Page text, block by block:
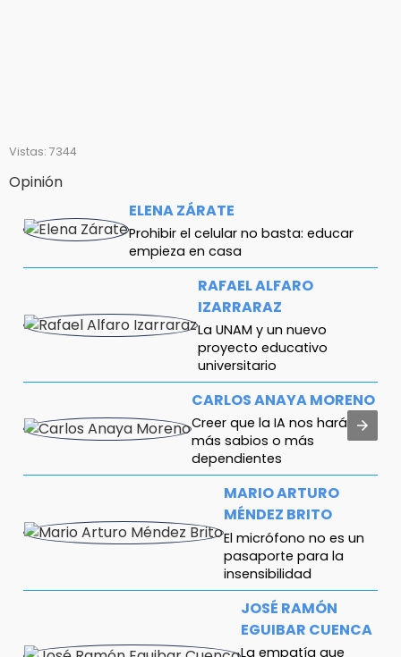
Vistas: 7344
Opinión
ELENA ZÁRATE
Prohibir el celular no basta: educar
empieza en casa
RAFAEL ALFARO
IZARRARAZ
La UNAM y un nuevo
proyecto educativo
universitario
CARLOS ANAYA MORENO
Creer que la IA nos hará
más sabios o más
dependientes
MARIO ARTURO
MÉNDEZ BRITO
El micrófono no es un
pasaporte para la
insensibilidad
JOSÉ RAMÓN
EGUIBAR CUENCA
La empatía que